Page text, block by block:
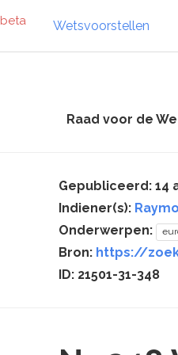
beta Wetsvoorstellen
Raad voor de
Gepubliceerd: 14
Indiener(s):
Onderwerpen:
Bron: https://
ID: 21501-31-348